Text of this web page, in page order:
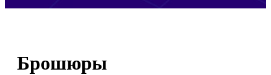
Брошюры